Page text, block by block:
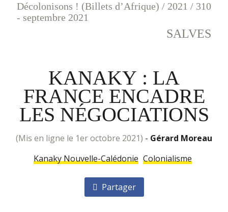
Décolonisons ! (Billets d’Afrique) / 2021 / 310
- septembre 2021
SALVES
KANAKY : LA
FRANCE ENCADRE
LES NÉGOCIATIONS
(mis en ligne le 1er octobre 2021) - Gérard Moreau
Kanaky Nouvelle-Calédonie Colonialisme
Partager